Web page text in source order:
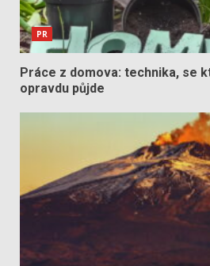
PR
Práce z domova: technika, se
opravdu půjde